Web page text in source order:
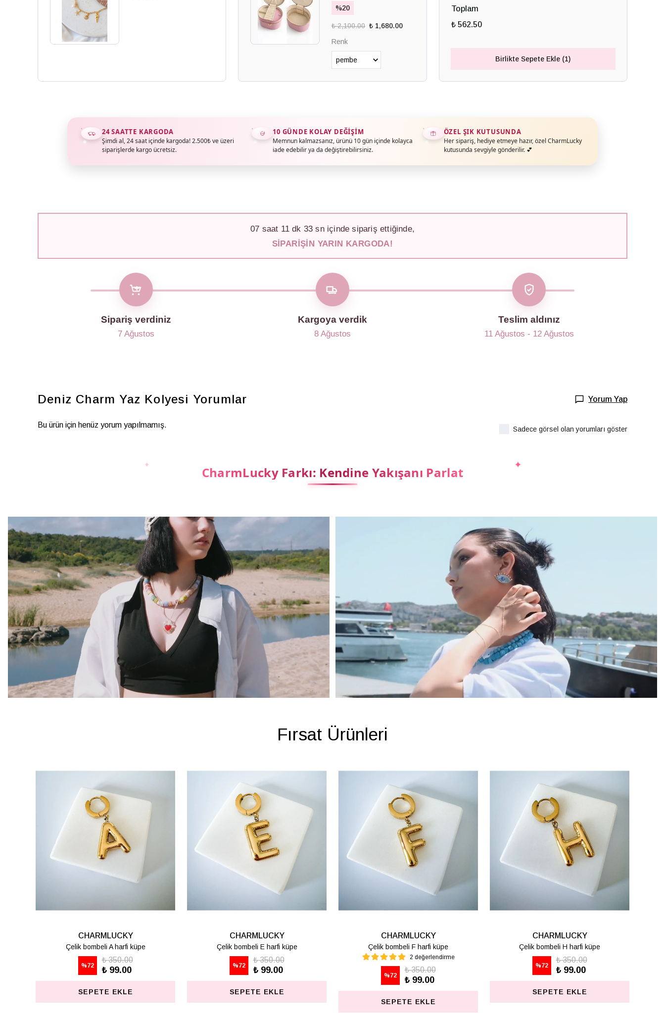
%20
₺ 2,100.00 ₺ 1,680.00
Renk
Toplam
₺ 562.50
Birlikte Sepete Ekle (1)
24 SAATTE KARGODA
Şimdi al, 24 saat içinde kargoda! 2.500₺ ve üzeri
siparişlerde kargo ücretsiz.
10 GÜNDE KOLAY DEĞIŞIM
Memnun kalmazsanız, ürünü 10 gün içinde kolayca
iade edebilir ya da değiştirebilirsiniz.
ÖZEL ŞIK KUTUSUNDA
Her sipariş, hediye etmeye hazır, özel CharmLucky
kutusunda sevgiyle gönderilir. 💕
07 saat 11dk 30 sn içinde sipariş ettiğinde,
SIPARIŞIN YARIN KARGODA!
Sipariş verdiniz
7 Ağustos
Kargoya verdik
8 Ağustos
Teslim aldınız
11 Ağustos - 12 Ağustos
Deniz Charm Yaz Kolyesi Yorumlar Yorum Yap
Bu ürün için henüz yorum yapılmamış. Sadece görsel olan yorumları göster
CharmLucky Farkı: Kendine Yakışanı Parlat
Fırsat Ürünleri
CHARMLUCKY
Çelik bombeli K harfi küpe
%72
₺ 350.00
₺ 99.00
SEPETE EKLE
CHARMLUCKY
Çelik bombeli M harfi lüpe
1 değerlendirme
%72
₺ 350.00
₺ 99.00
SEPETE EKLE
CHARMLUCKY
Çelik bombeli S harfi küpe
%72
₺ 350.00
₺ 99.00
SEPETE EKLE
CHARMLUCKY
Çelik bombeli T harfi küpe
%72
₺ 350.00
₺ 99.00
SEPETE EKLE